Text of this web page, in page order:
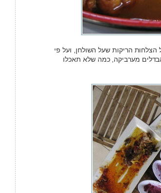
הריקות שעל השולחן, ועל פי
מערביקה, כמה שלא תאכלו